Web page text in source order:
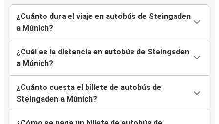
¿Cuánto dura el viaje en autobús de Steingaden
a Múnich?
¿Cuál es la distancia en autobús de Steingaden
a Múnich?
¿Cuánto cuesta el billete de autobús de
Steingaden a Múnich?